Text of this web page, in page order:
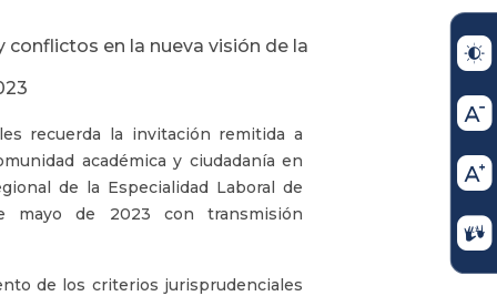
conflictos en la nueva visión de la
recuerda la invitación remitida a
académica y ciudadanía en
de la Especialidad Laboral de
de 2023 con transmisión
de los criterios jurisprudenciales